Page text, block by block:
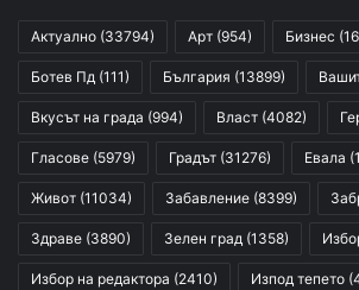
Актуално (33794) Арт (954) Бизнес
Ботев Пд (111) България (13899)
Вкусът на града (994) Власт (4082)
Гласове (5979) Градът (31276) Евала
Живот (11034) Забавление (8399)
Здраве (3890) Зелен град (1358)
Избор на редактора (2410) Изпод тепето